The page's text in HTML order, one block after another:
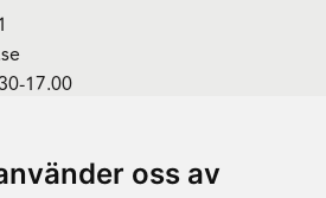
oss av
17.00